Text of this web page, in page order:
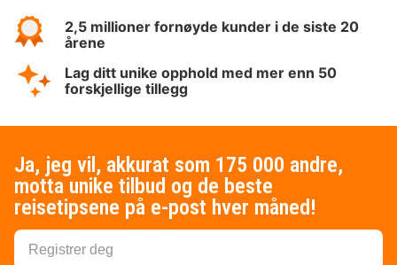
2,5 millioner fornøyde kunder i de siste 20
årene
Lag ditt unike opphold med mer enn 50
forskjellige tillegg
Ja, jeg vil, akkurat som 175 000 andre,
motta unike tilbud og de beste
reisetipsene på e-post hver måned!